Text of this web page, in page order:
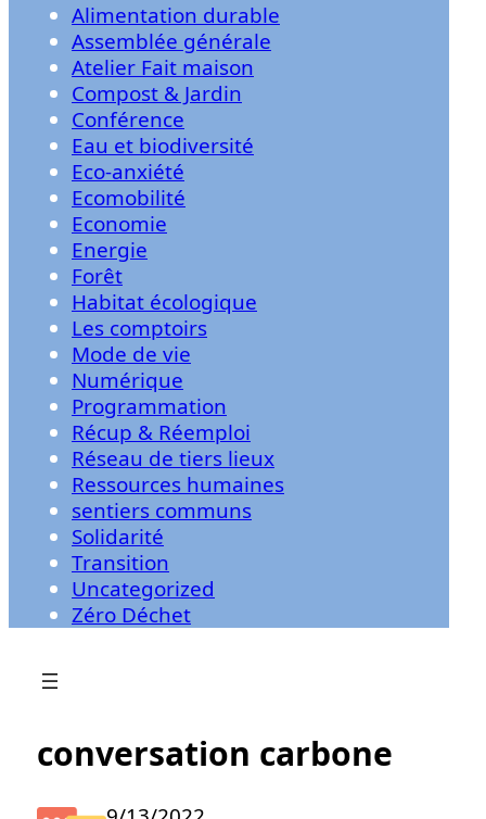
Alimentation durable
Assemblée générale
Atelier Fait maison
Compost & Jardin
Conférence
Eau et biodiversité
Eco-anxiété
Ecomobilité
Economie
Energie
Forêt
Habitat écologique
Les comptoirs
Mode de vie
Numérique
Programmation
Récup & Réemploi
Réseau de tiers lieux
Ressources humaines
sentiers communs
Solidarité
Transition
Uncategorized
Zéro Déchet
conversation carbone